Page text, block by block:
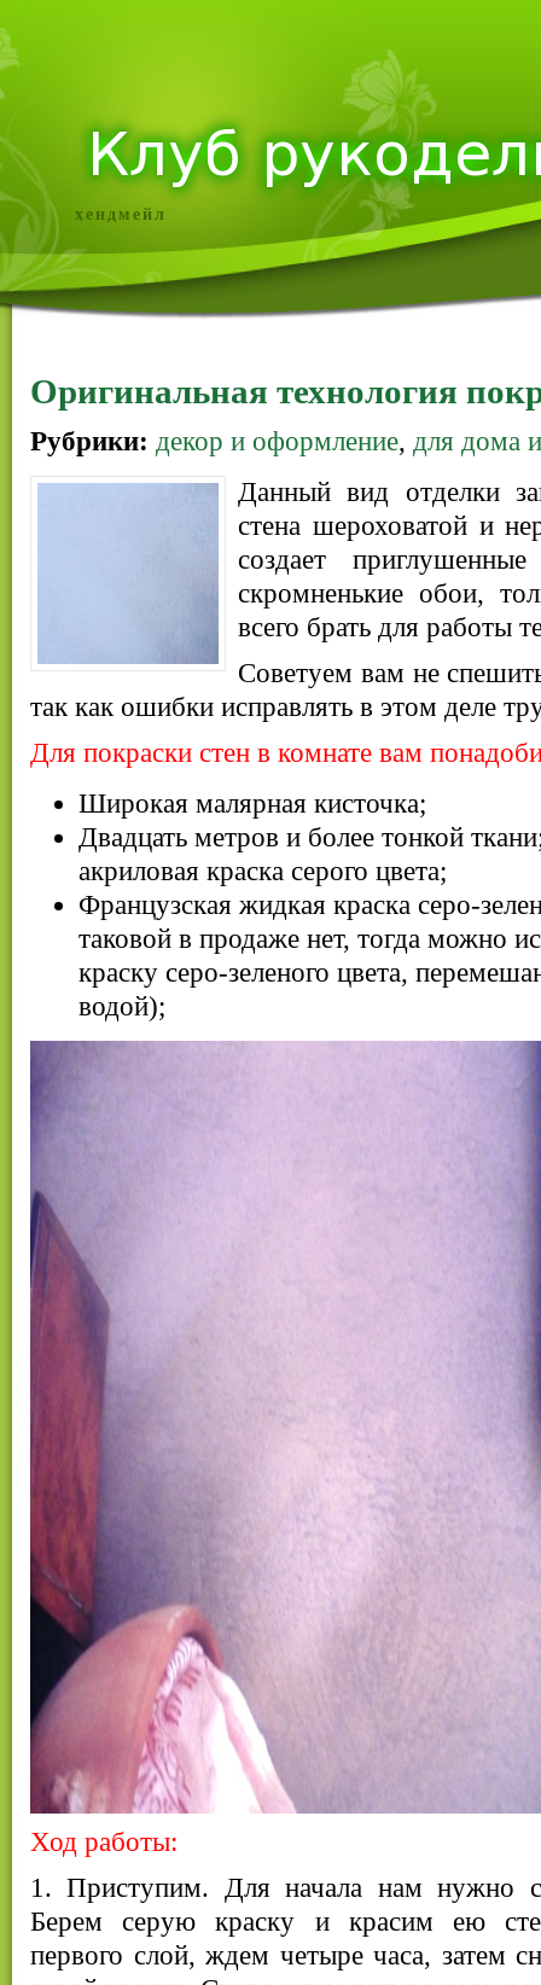
хендмейл
Оригинальная технология
Рубрики: декор и оформление, для дома
Данный вид отделки
стена шероховатой и
создает
скромненькие обои,
всего брать для работы
Советуем вам не
так как ошибки исправлять в этом деле
Для покраски стен в комнате вам
Широкая малярная кисточка;
Двадцать метров и более тонкой
акриловая краска серого цвета;
Французская жидкая краска серо-
таковой в продаже нет, тогда можно
краску серо-зеленого цвета,
водой);
Ход работы:
1. Приступим. Для начала нам нужно
Берем серую краску и красим ею
первого слой, ждем четыре часа, затем